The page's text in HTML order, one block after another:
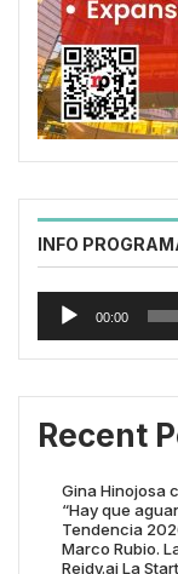
INFO
audio
00:00
Recent
Gina Hinojosa
“Hay que
Tendencia
Marco Rubio.
Reidy.ai La